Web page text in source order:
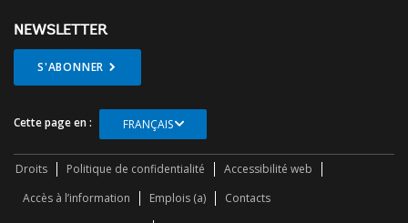
NEWSLETTER
S'ABONNER
Cette page en : FRANÇAIS
Droits Politique de confidentialité
Accessibilité web
Accès à l’information
Emplois (a) Contacts